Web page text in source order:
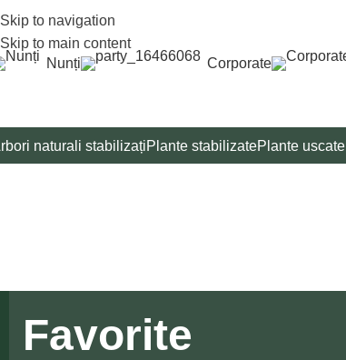
Skip to navigation
Skip to main content
Nunți
Corporate
naturali stabilizațiPlante stabilizatePlante uscate
Favorite